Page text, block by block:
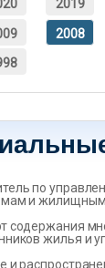
2019
2008
по
и жилищным
содержания
жилья и
и